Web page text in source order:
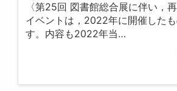
〈第25回 図書館総合展に伴い，
イベントは，2022年に開催した
す。内容も2022年当…